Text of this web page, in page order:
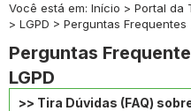
Você está em: Início > Portal da
> LGPD > Perguntas Frequentes
Perguntas
LGPD
>> Tira Dúvidas (FAQ)